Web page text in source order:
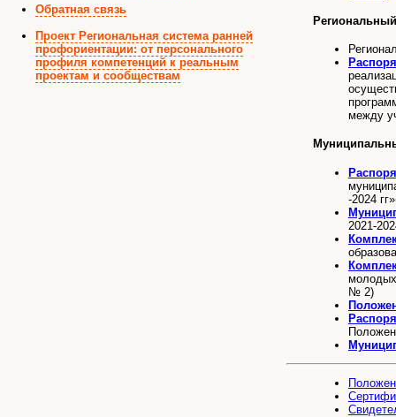
Обратная связь
Проект Региональная система ранней
профориентации: от персонального
профиля компетенций к реальным
проектам и сообществам
между
-2024
2021-
молодых
№ 2)